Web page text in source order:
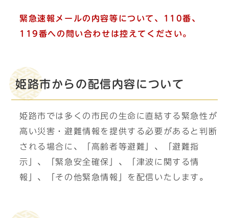
緊急速報メールの内容等について、110番、
119番への問い合わせは控えてください。
姫路市からの配信内容について
姫路市では多くの市民の生命に直結する緊急性が
高い災害・避難情報を提供する必要があると判断
される場合に、「高齢者等避難」、「避難指
示」、「緊急安全確保」、「津波に関する情
報」、「その他緊急情報」を配信いたします。